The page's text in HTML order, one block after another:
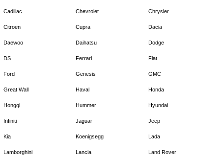
Cadillac Chevrolet Chrysler
Citroen Cupra Dacia
Daewoo Daihatsu Dodge
DS Ferrari Fiat
Ford Genesis GMC
Great Wall Haval Honda
Hongqi Hummer Hyundai
Infiniti Jaguar Jeep
Kia Koenigsegg Lada
Lamborghini Lancia Land Rover